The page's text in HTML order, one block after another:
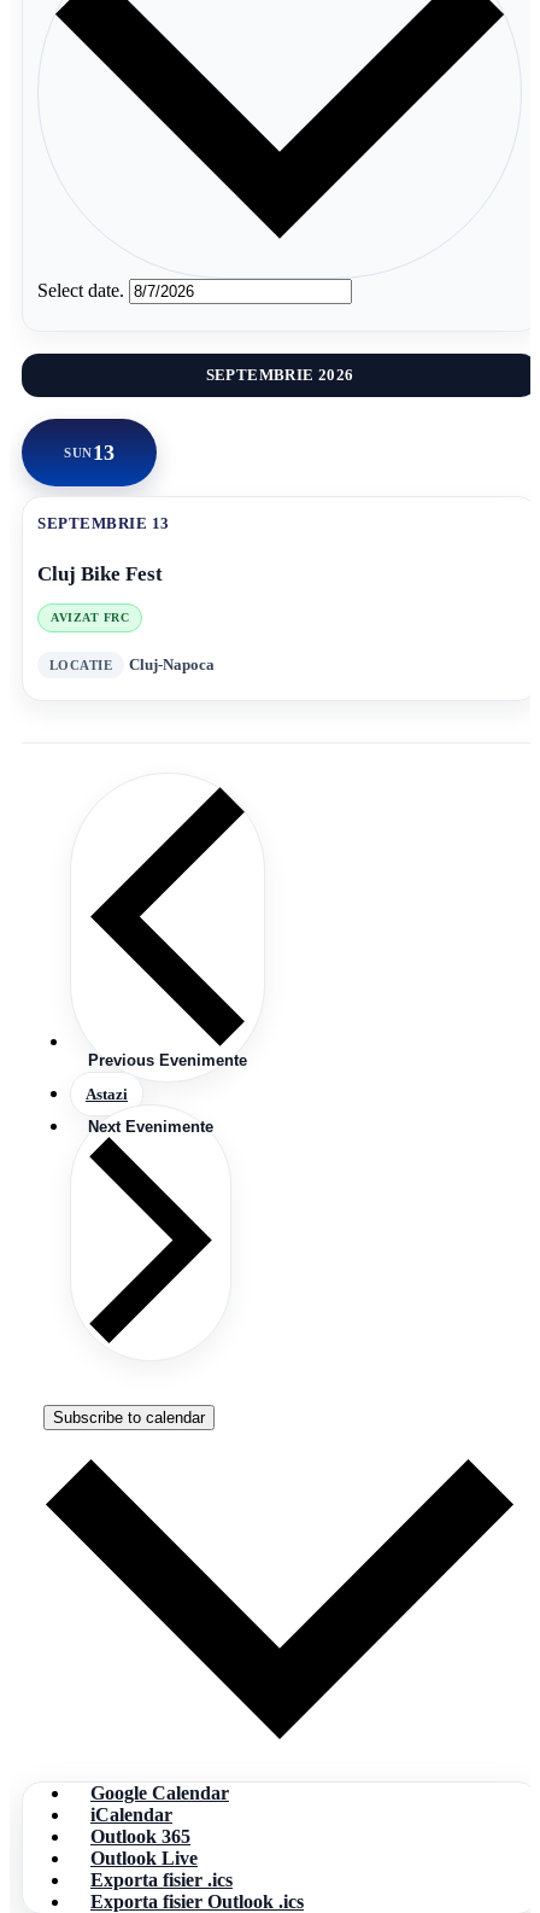
Select date.
SEPTEMBRIE 2026
SUN13
SEPTEMBRIE 13
Cluj Bike Fest
AVIZAT FRC
Cluj-Napoca
Previous Evenimente
Astazi
Next Evenimente
Subscribe to calendar
Google Calendar
iCalendar
Outlook 365
Outlook Live
Exporta fisier .ics
Exporta fisier Outlook .ics